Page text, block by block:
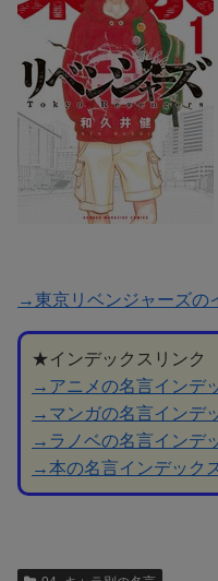
→東京リベンジャーズの
★インデックスリンク
→アニメの名言インデ
→マンガの名言インデ
→ラノベの名言インデ
→本の名言インデック